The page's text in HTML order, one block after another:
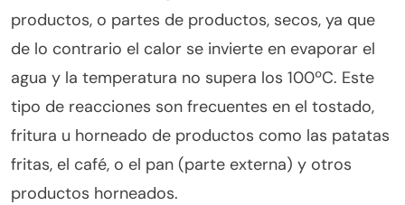
productos, o partes de productos, secos, ya que
de lo contrario el calor se invierte en evaporar el
agua y la temperatura no supera los 100ºC. Este
tipo de reacciones son frecuentes en el tostado,
fritura u horneado de productos como las patatas
fritas, el café, o el pan (parte externa) y otros
productos horneados.